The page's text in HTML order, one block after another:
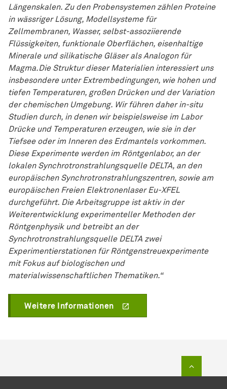
Längenskalen. Zu den Probensystemen zählen Proteine
in wässriger Lösung, Modellsysteme für
Zellmembranen, Wasser, selbst-assoziierende
Flüssigkeiten, funktionale Oberflächen, eisenhaltige
Minerale und silikatische Gläser als Analogon für
Magma.Die Struktur dieser Materialien interessiert uns
insbesondere unter Extrembedingungen, wie hohen und
tiefen Temperaturen, großen Drücken und der Variation
der chemischen Umgebung. Wir führen daher in-situ
Studien durch, in denen wir beispielsweise im Labor
Drücke und Temperaturen erzeugen, wie sie in der
Tiefsee oder im Inneren des Erdmantels vorkommen.
Diese Experimente werden im Röntgenlabor, an der
lokalen Synchrotronstrahlungsquelle DELTA, an den
europäischen Synchrotronstrahlungszentren, sowie am
europäischen Freien Elektronenlaser Eu-XFEL
durchgeführt. Die Arbeitsgruppe ist aktiv in der
Weiterentwicklung experimenteller Methoden der
Röntgenphysik und betreibt an der
Synchrotronstrahlungsquelle DELTA zwei
Experimentierstationen für Röntgenstreuexperimente
mit Fokus auf biologischen und
materialwissenschaftlichen Thematiken.“
Weitere Informationen